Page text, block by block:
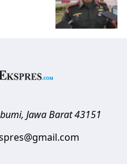
, Jawa Barat 43151